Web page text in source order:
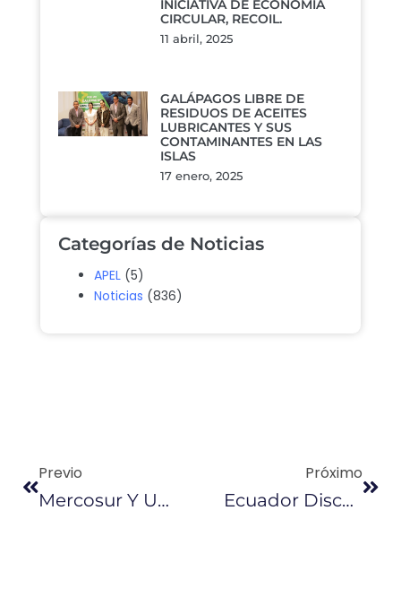
INICIATIVA DE ECONOMÍA
CIRCULAR, RECOIL.
11 abril, 2025
GALÁPAGOS LIBRE DE
RESIDUOS DE ACEITES
LUBRICANTES Y SUS
CONTAMINANTES EN LAS
ISLAS
17 enero, 2025
Categorías de Noticias
APEL (5)
Noticias (836)
Previo
Mercosur Y UE Retoman Negociaciones Para Un Acuerdo Comercial
Próximo
Ecuador Discutirá En Viena Sobre La Refinería De Manabí